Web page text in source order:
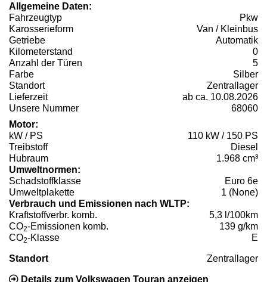
Allgemeine Daten:
Fahrzeugtyp
Pkw
Karosserieform
Van / Kleinbus
Getriebe
Automatik
Kilometerstand
0
Anzahl der Türen
5
Farbe
Silber
Standort
Zentrallager
Lieferzeit
ab ca. 10.08.2026
Unsere Nummer
68060
Motor:
kW / PS
110 kW / 150 PS
Treibstoff
Diesel
Hubraum
1.968 cm³
Umweltnormen:
Schadstoffklasse
Euro 6e
Umweltplakette
1 (None)
Verbrauch und Emissionen nach WLTP:
Kraftstoffverbr. komb.
5,3 l/100km
CO2-Emissionen komb.
139 g/km
CO2-Klasse E
Standort Zentrallager
Details zum Volkswagen Touran anzeigen